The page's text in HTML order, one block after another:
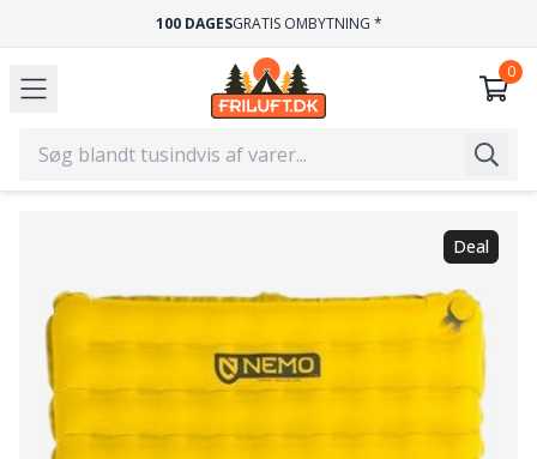
100 DAGESGRATIS OMBYTNING *
Deal